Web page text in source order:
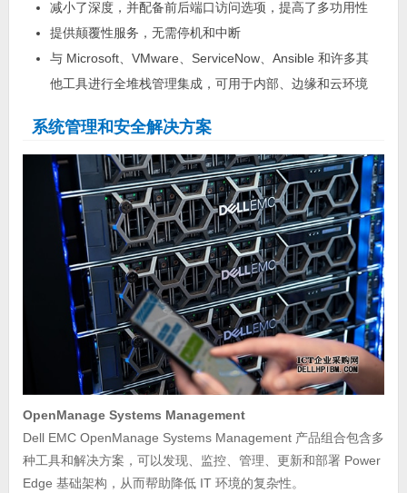
减小了深度，并配备前后端口访问选项，提高了多功用性
提供颠覆性服务，无需停机和中断
与 Microsoft、VMware、ServiceNow、Ansible 和许多其
他工具进行全堆栈管理集成，可用于内部、边缘和云环境
系统管理和安全解决方案
OpenManage Systems Management
Dell EMC OpenManage Systems Management 产品组合包含多
种工具和解决方案，可以发现、监控、管理、更新和部署 Power
Edge 基础架构，从而帮助降低 IT 环境的复杂性。